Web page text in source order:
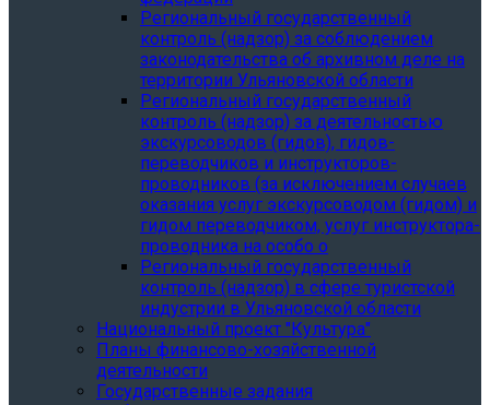
Региональный государственный
контроль (надзор) за соблюдением
законодательства об архивном деле на
территории Ульяновской области
Региональный государственный
контроль (надзор) за деятельностью
экскурсоводов (гидов), гидов-
переводчиков и инструкторов-
проводников (за исключением случаев
оказания услуг экскурсоводом (гидом) и
гидом переводчиком, услуг инструктора-
проводника на особо о
Региональный государственный
контроль (надзор) в сфере туристской
индустрии в Ульяновской области
Национальный проект "Культура"
Планы финансово-хозяйственной
деятельности
Государственные задания